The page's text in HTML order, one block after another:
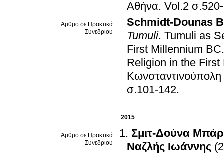
Αθήνα. Vol.2
Άρθρο σε Πρακτικά
Συνεδρίου
Schmidt-Dounas
Tumuli. Tumuli as
First Millennium BC
Religion in the
Κωνσταντινούπολη
σ.101-142.
2015
Άρθρο σε Πρακτικά
Συνεδρίου
Σμιτ-Δούνα
Ναζλής Ιωάννης